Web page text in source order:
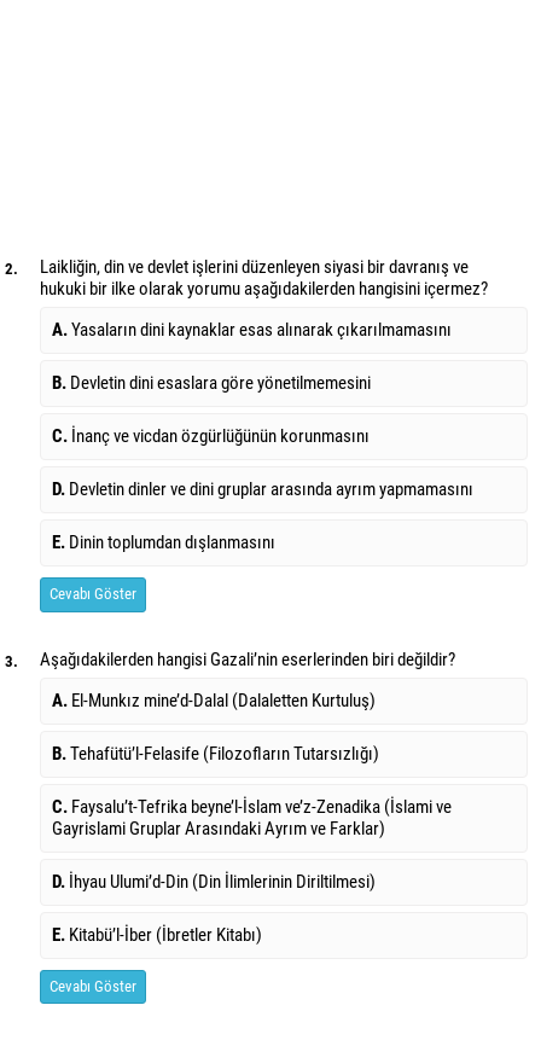
2.
Laikliğin, din ve devlet işlerini düzenleyen siyasi bir davranış ve
hukuki bir ilke olarak yorumu aşağıdakilerden hangisini içermez?
A.Yasaların dini kaynaklar esas alınarak çıkarılmamasını
B. Devletin dini esaslara göre yönetilmemesini
C. İnanç ve vicdan özgürlüğünün korunmasını
D. Devletin dinler ve dini gruplar arasında ayrım yapmamasını
E. Dinin toplumdan dışlanmasını
Cevabı Göster
3.
Aşağıdakilerden hangisi Gazali’nin eserlerinden biri değildir?
A. El-Munkız mine’d-Dalal (Dalaletten Kurtuluş)
B.Tehafütü’l-Felasife (Filozofların Tutarsızlığı)
C. Faysalu’t-Tefrika beyne’l-İslam ve’z-Zenadika (İslami ve
Gayrislami Gruplar Arasındaki Ayrım ve Farklar)
D. İhyau Ulumi’d-Din (Din İlimlerinin Diriltilmesi)
E. Kitabü’l-İber (İbretler Kitabı)
Cevabı Göster